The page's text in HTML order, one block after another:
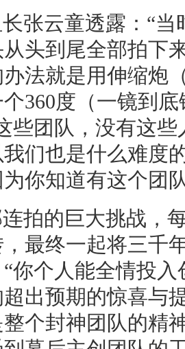
张云童透露：“
头到尾全部拍下
法就是用伸缩炮
360度（一镜到
些团队，没有这
们也是什么难度
你知道有这个团
拍的巨大挑战，
最终一起将三千
你个人能全情投
出预期的惊喜与
个封神团队的精